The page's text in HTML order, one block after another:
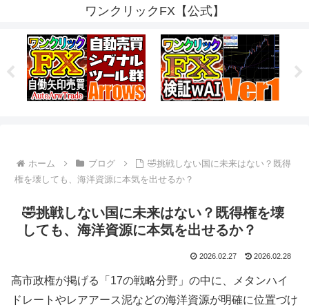
ワンクリックFX【公式】
ホーム ブログ
🤣挑戦しない国に未来はない？既得
権を壊しても、海洋資源に本気を出せるか？
🤣挑戦しない国に未来はない？既得権を壊
しても、海洋資源に本気を出せるか？
2026.02.27 2026.02.28
高市政権が掲げる「17の戦略分野」の中に、メタンハイ
ドレートやレアアース泥などの海洋資源が明確に位置づけ